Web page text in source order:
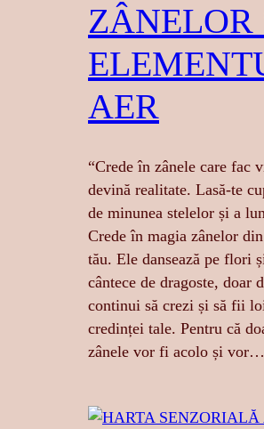
ZÂNELOR
AER
“Crede în zânele care fac
devină realitate. Lasă-te
de minunea stelelor și a
Crede în magia zânelor
tău. Ele dansează pe flori
cântece de dragoste, doar
continui să crezi și să fii
credinței tale. Pentru că
zânele vor fi acolo și vor…